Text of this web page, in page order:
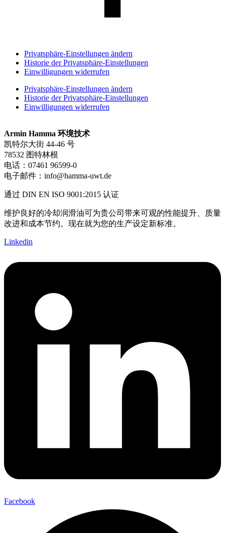
Privatsphäre-Einstellungen ändern
Historie der Privatsphäre-Einstellungen
Einwilligungen widerrufen
Privatsphäre-Einstellungen ändern
Historie der Privatsphäre-Einstellungen
Einwilligungen widerrufen
Armin Hamma 环境技术
凯特尔大街 44-46 号
78532 图特林根
电话： 07461 96599-0
电子邮件： info@hamma-uwt.de
通过 DIN EN ISO 9001:2015 认证
维护良好的冷却润滑油可为贵公司带来可观的性能提升、质量
改进和成本节约。现在就为您的生产设定新标准。
Linkedin
Facebook